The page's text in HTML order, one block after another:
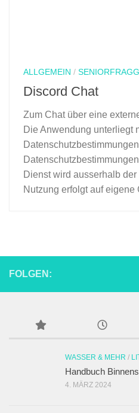
ALLGEMEIN /
Discord Chat
Zum Chat über eine
Die Anwendung unterliegt
Dienst wird ausserhalb
Nutzung erfolgt auf eigene
FOLGEN:
WASSER & MEHR /
Handbuch
4. MÄRZ 2024